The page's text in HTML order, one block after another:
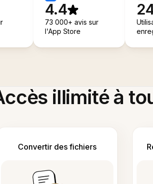
4.4
73 000+ avis sur
l'App Store
illimité à
Convertir des fichiers